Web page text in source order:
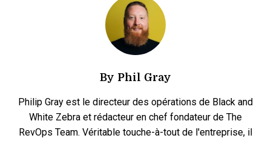
By Phil Gray
Philip Gray est le directeur des opérations de Black and
White Zebra et rédacteur en chef fondateur de The
RevOps Team. Véritable touche-à-tout de l'entreprise, il